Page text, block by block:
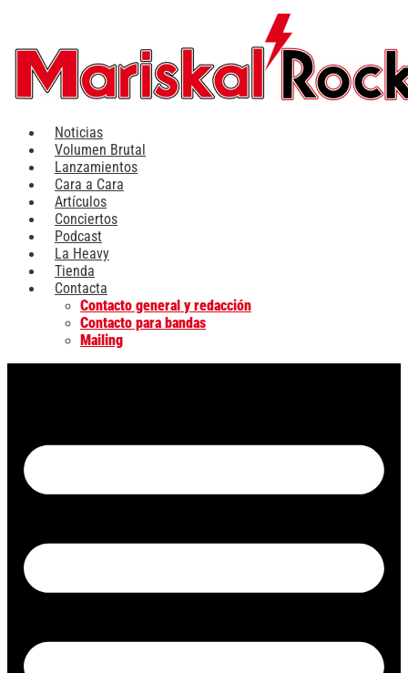
contenido
Noticias
Volumen Brutal
Lanzamientos
Cara a Cara
Artículos
Conciertos
Podcast
La Heavy
Tienda
Contacta
Contacto general y redacción
Contacto para bandas
Mailing